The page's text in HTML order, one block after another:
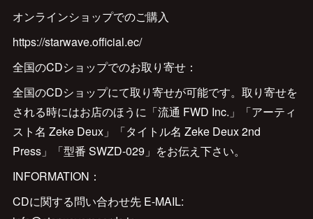
オンラインショップでのご購入
https://starwave.official.ec/
全国のCDショップでのお取り寄せ：
全国のCDショップにて取り寄せが可能です。取り寄せを
される時にはお店のほうに「流通 FWD Inc.」「アーティ
スト名 Zeke Deux」「タイトル名 Zeke Deux 2nd
Press」「型番 SWZD-029」をお伝え下さい。
INFORMATION：
CDに関する問い合わせ先 E-MAIL: